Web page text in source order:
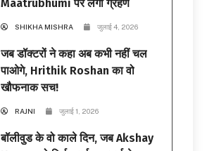
Maatrubhumi पर लगा ग्रहण
SHIKHA MISHRA जुलाई 4, 2026
जब डॉक्टरों ने कहा अब कभी नहीं चल
पाओगे, Hrithik Roshan का वो
खौफनाक सच!
RAJNI जुलाई 1, 2026
बॉलीवुड के वो काले दिन, जब Akshay